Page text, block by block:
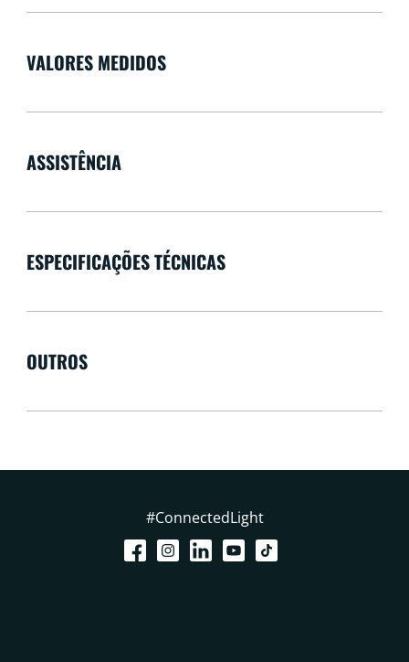
VALORES MEDIDOS
ASSISTÊNCIA
ESPECIFICAÇÕES TÉCNICAS
OUTROS
#ConnectedLight